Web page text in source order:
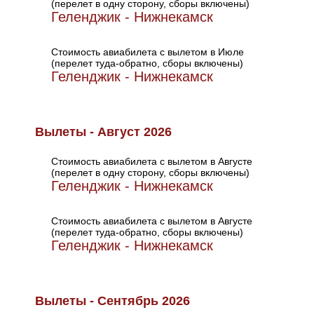
(перелет в одну сторону, сборы включены)
Геленджик - Нижнекамск
Стоимость авиабилета с вылетом в Июле
(перелет туда-обратно, сборы включены)
Геленджик - Нижнекамск
Вылеты - Август 2026
Стоимость авиабилета с вылетом в Августе
(перелет в одну сторону, сборы включены)
Геленджик - Нижнекамск
Стоимость авиабилета с вылетом в Августе
(перелет туда-обратно, сборы включены)
Геленджик - Нижнекамск
Вылеты - Сентябрь 2026